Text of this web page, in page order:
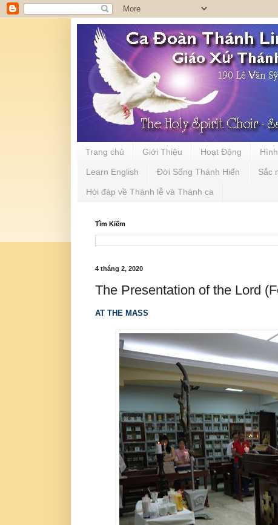
Trang chủ Giới Thiệu Hoạt Động
Learn English Đời Sống Thánh Hiến Sắc
Hỏi đáp về Thánh lễ và Thánh ca
Tìm Kiếm
4 tháng 2, 2020
The Presentation of the Lord
AT THE MASS